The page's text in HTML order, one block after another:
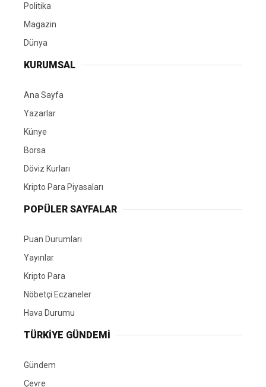
Politika
Magazin
Dünya
KURUMSAL
Ana Sayfa
Yazarlar
Künye
Borsa
Döviz Kurları
Kripto Para Piyasaları
POPÜLER SAYFALAR
Puan Durumları
Yayınlar
Kripto Para
Nöbetçi Eczaneler
Hava Durumu
TÜRKIYE GÜNDEMI
Gündem
Çevre